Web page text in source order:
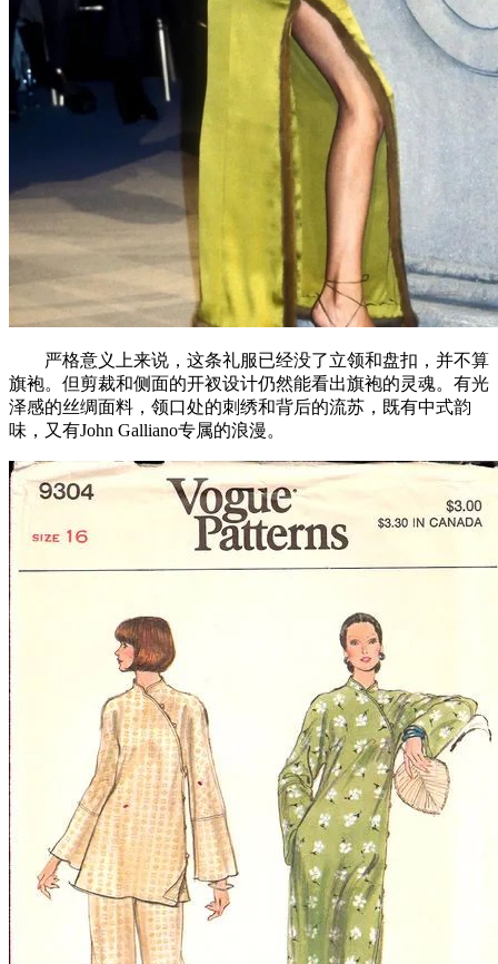
严格意义上来说，这条礼服已经没了立领和盘扣，并不算
旗袍。但剪裁和侧面的开衩设计仍然能看出旗袍的灵魂。有光
泽感的丝绸面料，领口处的刺绣和背后的流苏，既有中式韵
味，又有John Galliano专属的浪漫。